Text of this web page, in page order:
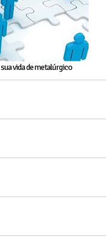
vida de metalúrgico